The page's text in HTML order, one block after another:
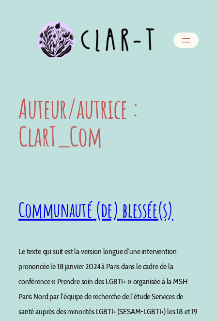
Auteur/autrice :
ClarT_Com
Communauté (de) blessée(s)
Le texte qui suit est la version longue d’une intervention
prononcée le 18 janvier 2024 à Paris dans le cadre de la
conférence « Prendre soin des LGBTI+ » organisée à la MSH
Paris Nord par l’équipe de recherche de l’étude Services de
santé auprès des minorités LGBTI+ (SESAM-LGBTI+) les 18 et 19